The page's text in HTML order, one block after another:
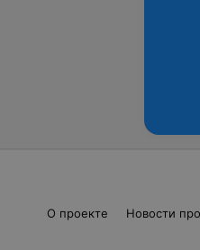
О проекте Новости